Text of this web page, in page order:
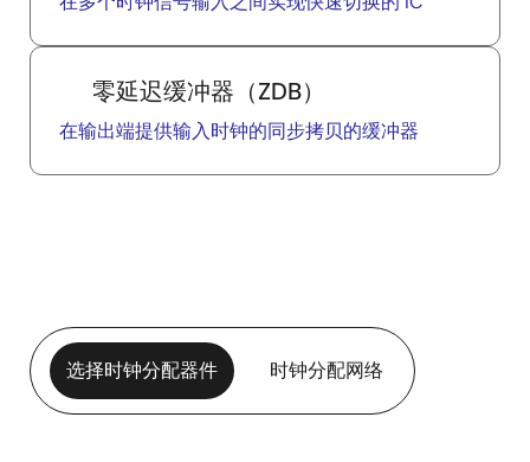
零延迟缓冲器（ZDB）
在输出端提供输入时钟的同步拷贝的缓冲器
选择时钟分配器件 时钟分配网络